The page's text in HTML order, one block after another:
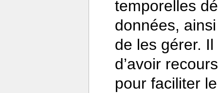
temporelles
données,
de les gérer.
d’avoir
pour faciliter